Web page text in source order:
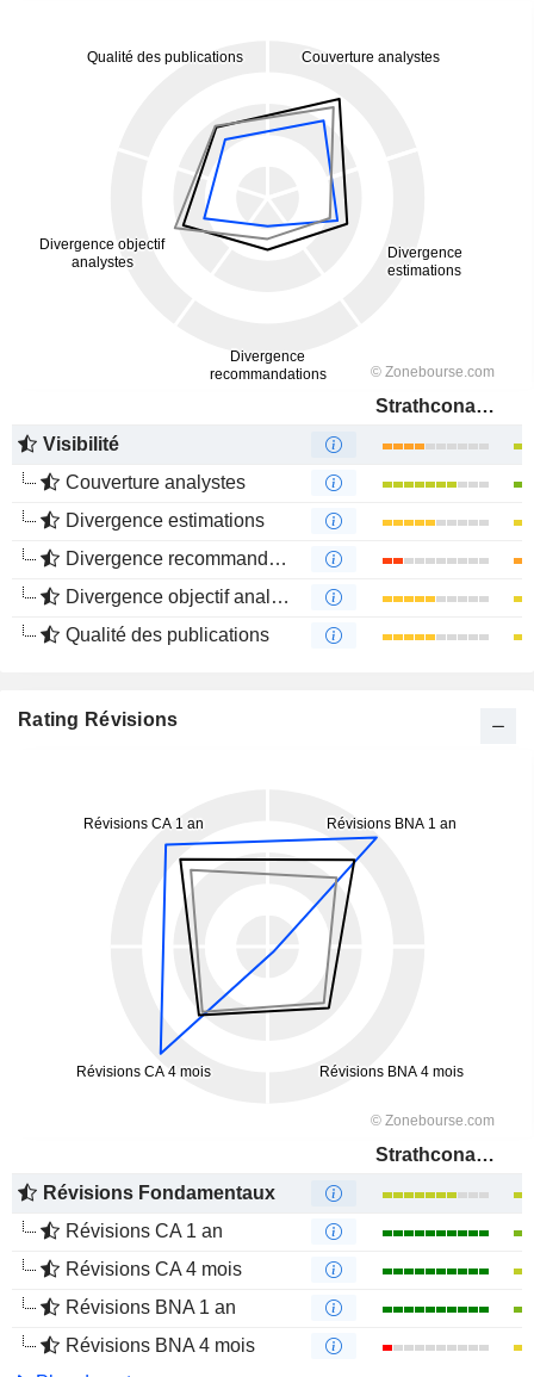
Strathcona Resources Ltd.
Visibilité
Couverture analystes
Divergence estimations
Divergence recommandations analystes
Divergence objectif analystes
Qualité des publications
Rating Révisions
Strathcona Resources Ltd.
Révisions Fondamentaux
Révisions CA 1 an
Révisions CA 4 mois
Révisions BNA 1 an
Révisions BNA 4 mois